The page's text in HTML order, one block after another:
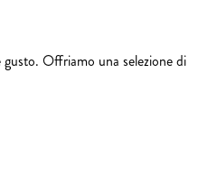
Offriamo una selezione di